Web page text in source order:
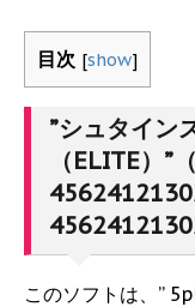
目次 [show]
”シュタイン
（ELITE）”
このソフトは、”